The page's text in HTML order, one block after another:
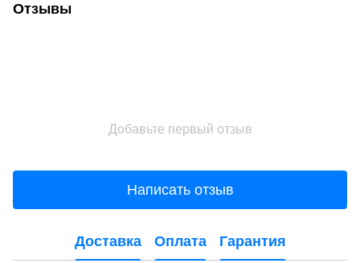
Отзывы
Добавьте первый отзыв
Написать отзыв
Доставка Оплата Гарантия